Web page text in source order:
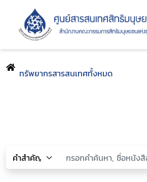
ทรัพยากรสารสนเทศทั้งหมด